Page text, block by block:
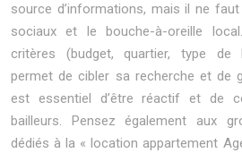
source d’informations, mais il ne
sociaux et le bouche-à-oreille
critères (budget, quartier, type de
permet de cibler sa recherche et de
est essentiel d’être réactif et de
bailleurs. Pensez également aux
dédiés à la « location appartement